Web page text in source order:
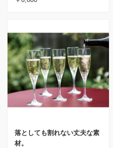
落としても割れない丈夫な素
材。